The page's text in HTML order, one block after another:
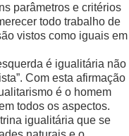
parâmetros e critérios
todo trabalho de
vistos como iguais em
é igualitária não
Com esta afirmação
é o homem
todos os aspectos.
igualitária que se